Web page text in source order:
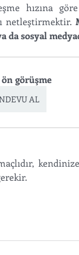
hızına
netleştirmektir.
da sosyal
görüşme
AL